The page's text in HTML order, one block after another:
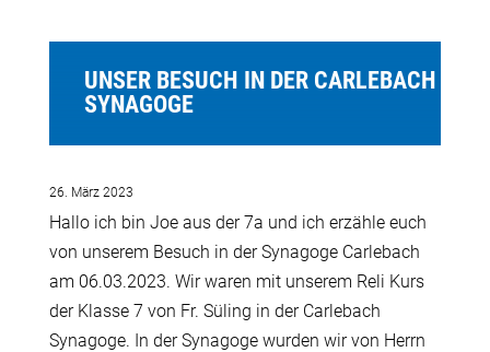
UNSER BESUCH IN DER CARLEBACH
SYNAGOGE
26. März 2023
Hallo ich bin Joe aus der 7a und ich erzähle euch
von unserem Besuch in der Synagoge Carlebach
am 06.03.2023. Wir waren mit unserem Reli Kurs
der Klasse 7 von Fr. Süling in der Carlebach
Synagoge. In der Synagoge wurden wir von Herrn